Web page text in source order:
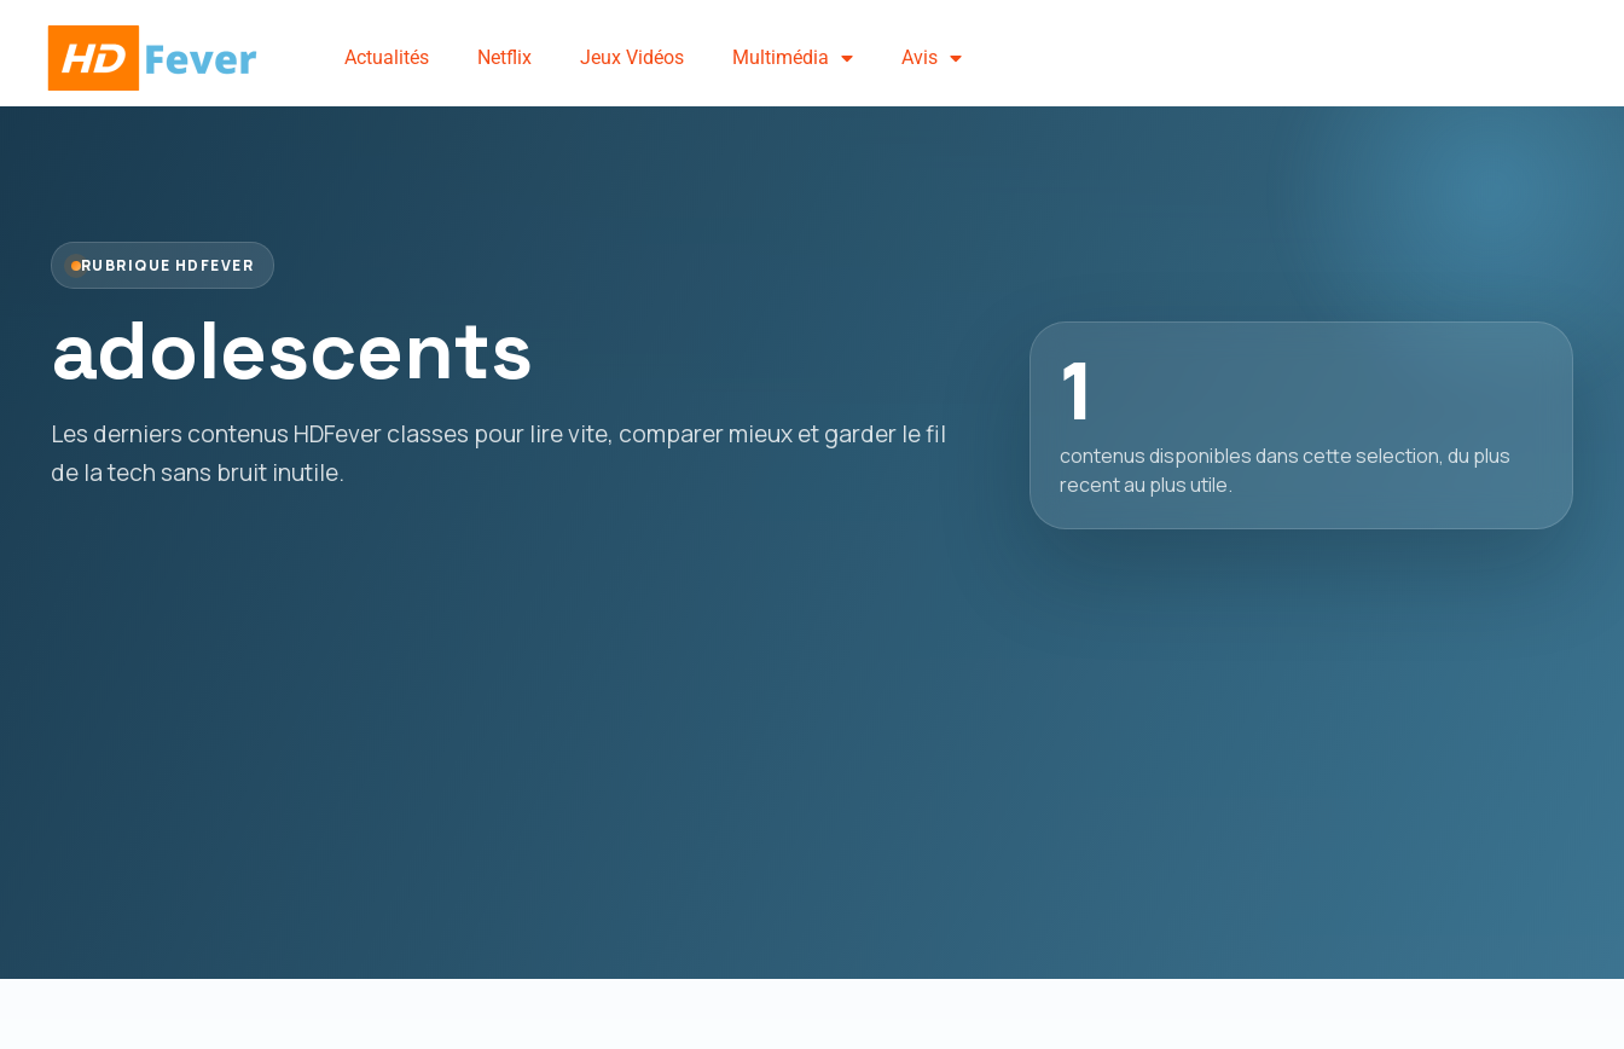
Actualités Netflix Jeux Vidéos Multimédia Avis
RUBRIQUE HDFEVER
adolescents
Les derniers contenus HDFever classes pour lire vite, comparer mieux et garder le fil
de la tech sans bruit inutile.
1
contenus disponibles dans cette selection, du plus
recent au plus utile.